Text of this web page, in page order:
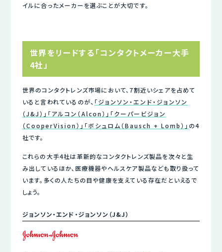
イルに合ったメーカーを選ぶことが大切です。
世界をリードする「コンタクトメーカー大手
4社」
世界のコンタクトレンズ市場において、7割近いシェアを占めて
いると言われているのが、 「ジョンソン・エンド・ジョンソン
（J&J）」「アルコン（Alcon）」「クーパービジョン
（CooperVision）」「ボシュロム（Bausch + Lomb）」 の4
社です。
これらの大手4社は革新的なコンタクトレンズ製品を次々と生
み出しているほか、医療機器やヘルスケア製品なども取り扱って
います。多くの人たちの目や健康を支えている存在だといえるで
しょう。
ジョンソン・エンド・ジョンソン（J&J）